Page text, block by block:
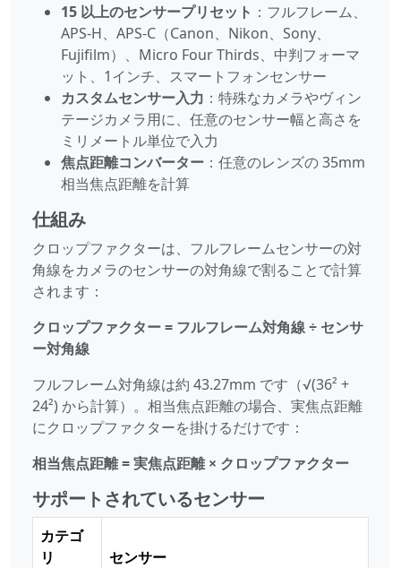
15 以上のセンサープリセット ：フルフレーム、
APS-H、APS-C（Canon、Nikon、Sony、
Fujifilm）、Micro Four Thirds、中判フォーマ
ット、1インチ、スマートフォンセンサー
カスタムセンサー入力 ：特殊なカメラやヴィン
テージカメラ用に、任意のセンサー幅と高さを
ミリメートル単位で入力
焦点距離コンバーター ：任意のレンズの 35mm
相当焦点距離を計算
仕組み
クロップファクターは、フルフレームセンサーの対
角線をカメラのセンサーの対角線で割ることで計算
されます：
クロップファクター = フルフレーム対角線 ÷ センサ
ー対角線
フルフレーム対角線は約 43.27mm です（√(36² +
24²) から計算）。相当焦点距離の場合、実焦点距離
にクロップファクターを掛けるだけです：
相当焦点距離 = 実焦点距離 × クロップファクター
サポートされているセンサー
カテゴ
リ
センサー